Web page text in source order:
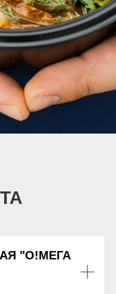
"О!МЕГА